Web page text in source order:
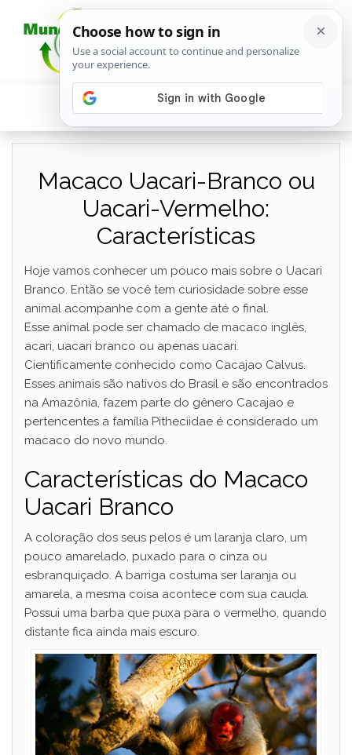
Macaco Uacari-Branco ou
Uacari-Vermelho:
Características
Hoje vamos conhecer um pouco mais sobre o Uacari
Branco. Então se você tem curiosidade sobre esse
animal acompanhe com a gente até o final.
Esse animal pode ser chamado de macaco inglês,
acari, uacari branco ou apenas uacari.
Cientificamente conhecido como Cacajao Calvus.
Esses animais são nativos do Brasil e são encontrados
na Amazônia, fazem parte do gênero Cacajao e
pertencentes a família Pitheciidae é considerado um
macaco do novo mundo.
Características do Macaco
Uacari Branco
A coloração dos seus pelos é um laranja claro, um
pouco amarelado, puxado para o cinza ou
esbranquiçado. A barriga costuma ser laranja ou
amarela, a mesma coisa acontece com sua cauda.
Possui uma barba que puxa para o vermelho, quando
distante fica ainda mais escuro.